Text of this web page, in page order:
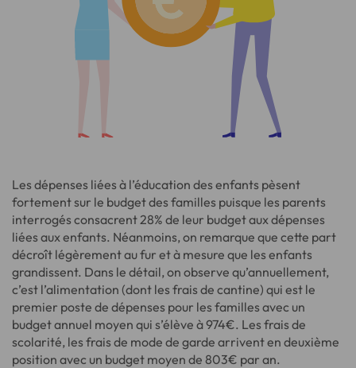
Les dépenses liées à l’éducation des enfants pèsent
fortement sur le budget des familles puisque les parents
interrogés consacrent 28% de leur budget aux dépenses
liées aux enfants. Néanmoins, on remarque que cette part
décroît légèrement au fur et à mesure que les enfants
grandissent. Dans le détail, on observe qu’annuellement,
c’est l’alimentation (dont les frais de cantine) qui est le
premier poste de dépenses pour les familles avec un
budget annuel moyen qui s’élève à 974€. Les frais de
scolarité, les frais de mode de garde arrivent en deuxième
position avec un budget moyen de 803€ par an.